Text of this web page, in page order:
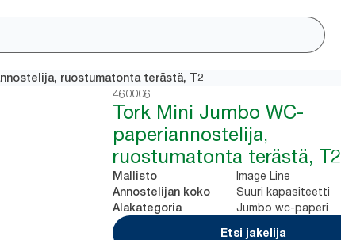
ruostumatonta terästä, T2
460006
Tork Mini Jumbo WC-
paperiannostelija,
ruostumatonta terästä, T2
Mallisto Image Line
Annostelijan koko Suuri kapasiteetti
Alakategoria
Jumbo wc-paperi
Etsi jakelija